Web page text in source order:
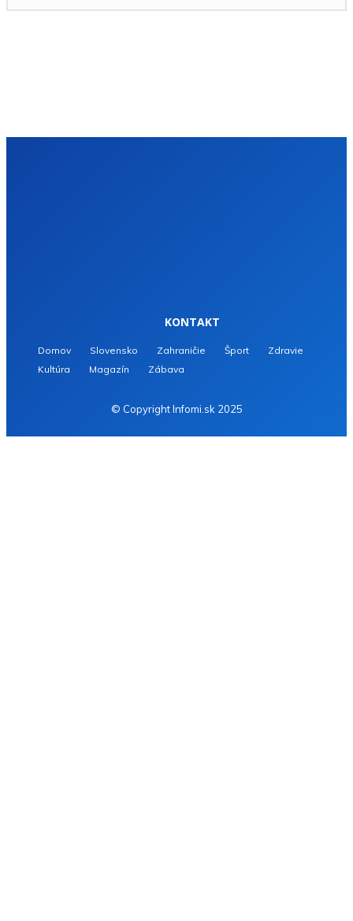
KONTAKT
Domov Slovensko Zahraničie Šport
Zdravie
Kultúra
Magazín Zábava
© Copyright Infomi.sk 2025